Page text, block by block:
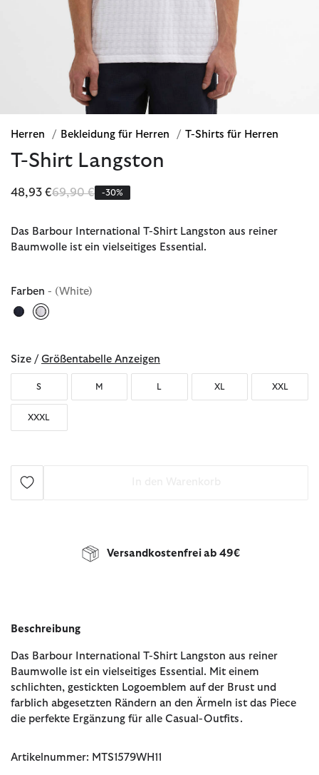
Herren / Bekleidung für Herren / T-Shirts für Herren
T-Shirt Langston
48,93 €Reduziert von
69,90 €bis-30%
Das Barbour International T-Shirt Langston aus reiner
Baumwolle ist ein vielseitiges Essential.
Farben - (White)
Size / Größentabelle Anzeigen
S M L XL XXL
XXXL
Versandkostenfrei ab 49€
Beschreibung
Das Barbour International T-Shirt Langston aus reiner
Baumwolle ist ein vielseitiges Essential. Mit einem
schlichten, gestickten Logoemblem auf der Brust und
farblich abgesetzten Rändern an den Ärmeln ist das Piece
die perfekte Ergänzung für alle Casual-Outfits.
Artikelnummer: MTS1579WH11